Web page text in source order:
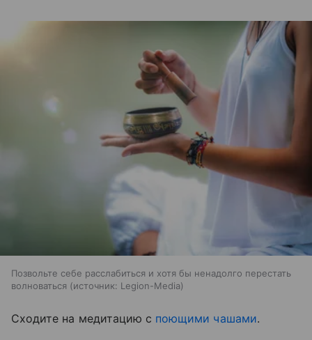
Позвольте себе расслабиться и хотя бы ненадолго перестать
волноваться
источник: Legion-Media
Сходите на медитацию с поющими чашами.